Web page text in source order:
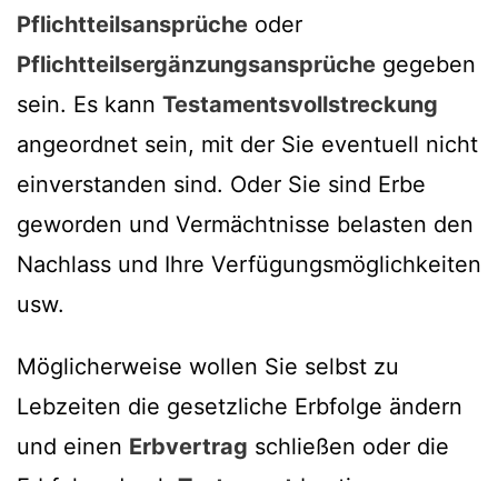
Pflichtteilsansprüche oder
Pflichtteilsergänzungsansprüche gegeben
sein. Es kann Testamentsvollstreckung
angeordnet sein, mit der Sie eventuell nicht
einverstanden sind. Oder Sie sind Erbe
geworden und Vermächtnisse belasten den
Nachlass und Ihre Verfügungsmöglichkeiten
usw.
Möglicherweise wollen Sie selbst zu
Lebzeiten die gesetzliche Erbfolge ändern
und einen Erbvertrag schließen oder die